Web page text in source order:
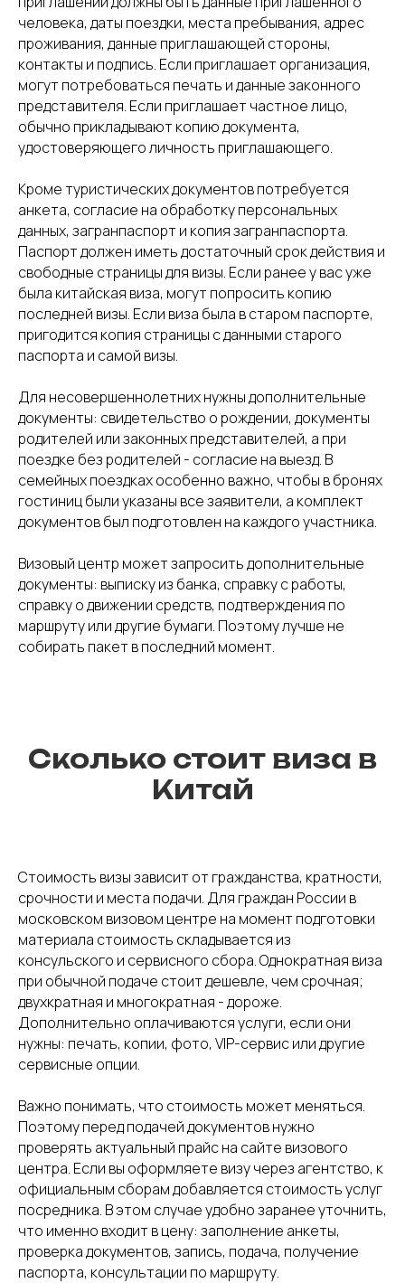
человека, даты поездки, места пребывания, адрес
проживания, данные приглашающей стороны,
контакты и подпись. Если приглашает организация,
могут потребоваться печать и данные законного
представителя. Если приглашает частное лицо,
обычно прикладывают копию документа,
удостоверяющего личность приглашающего.
Кроме туристических документов потребуется
анкета, согласие на обработку персональных
данных, загранпаспорт и копия загранпаспорта.
Паспорт должен иметь достаточный срок действия и
свободные страницы для визы. Если ранее у вас уже
была китайская виза, могут попросить копию
последней визы. Если виза была в старом паспорте,
пригодится копия страницы с данными старого
паспорта и самой визы.
Для несовершеннолетних нужны дополнительные
документы: свидетельство о рождении, документы
родителей или законных представителей, а при
поездке без родителей - согласие на выезд. В
семейных поездках особенно важно, чтобы в бронях
гостиниц были указаны все заявители, а комплект
документов был подготовлен на каждого участника.
Визовый центр может запросить дополнительные
документы: выписку из банка, справку с работы,
справку о движении средств, подтверждения по
маршруту или другие бумаги. Поэтому лучше не
собирать пакет в последний момент.
Сколько стоит виза в
Китай
Стоимость визы зависит от гражданства, кратности,
срочности и места подачи. Для граждан России в
московском визовом центре на момент подготовки
материала стоимость складывается из
консульского и сервисного сбора. Однократная виза
при обычной подаче стоит дешевле, чем срочная;
двухкратная и многократная - дороже.
Дополнительно оплачиваются услуги, если они
нужны: печать, копии, фото, VIP-сервис или другие
сервисные опции.
Важно понимать, что стоимость может меняться.
Поэтому перед подачей документов нужно
проверять актуальный прайс на сайте визового
центра. Если вы оформляете визу через агентство, к
официальным сборам добавляется стоимость услуг
посредника. В этом случае удобно заранее уточнить,
что именно входит в цену: заполнение анкеты,
проверка документов, запись, подача, получение
паспорта, консультации по маршруту.